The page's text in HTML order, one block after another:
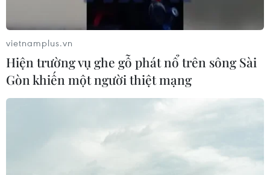
Truyền thông Hàn Quốc đánh giá cao đội
tuyển Việt Nam với chuỗi 22 trận bất bại
ASEAN Cup 2026 ngày 8/8: Xác định đối thủ của
vietnamplus.vn
Hiện trường vụ ghe gỗ phát nổ trên sông Sài
Gòn khiến một người thiệt mạng